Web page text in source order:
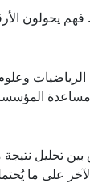
فهم يحولون
ومساعدة
تحليل نتيجة
على ما